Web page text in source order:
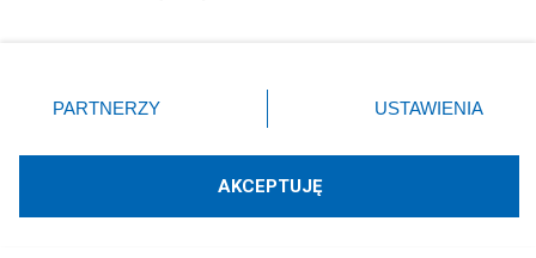
zmienić/wycofać klikając przycisk ustawień prywatności
znajdujący się w lewym dolnym rogu strony
rodzaje przetwarzania danych nie wymagają zgody
użytkownika, ale masz prawo sprzeciwić się takiemu
PARTNERZY USTAWIENIA
AKCEPTUJĘ